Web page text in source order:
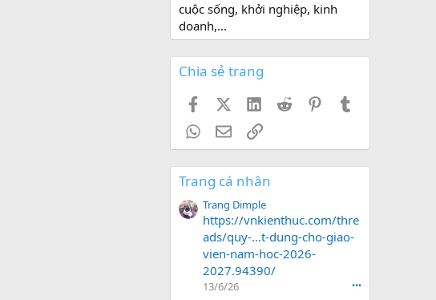
cuộc sống, khởi nghiệp, kinh
doanh,...
Chia sẻ trang
FacebookX (Twitter)
LinkedIn
Reddit Pinterest
WhatsApp
EmailLink
Trang cá nhân
Trang Dimple
https://vnkienthuc.com/thre
ads/quy-...t-dung-cho-giao-
vien-nam-hoc-2026-
2027.94390/
13/6/26 •••